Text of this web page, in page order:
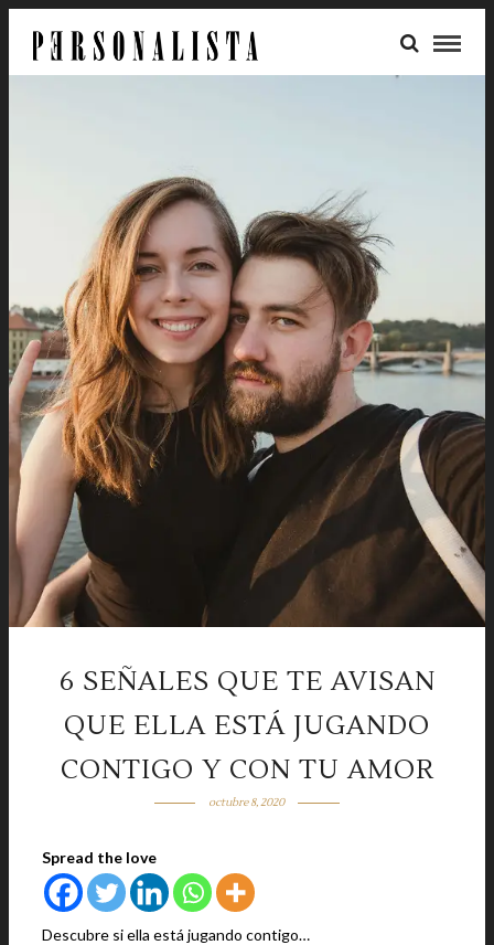
6 SEÑALES QUE TE AVISAN
QUE ELLA ESTÁ JUGANDO
CONTIGO Y CON TU AMOR
octubre 8, 2020
Spread the love
Descubre si ella está jugando contigo…